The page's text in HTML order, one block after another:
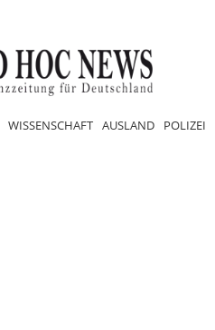
WISSENSCHAFT AUSLAND POLIZEI